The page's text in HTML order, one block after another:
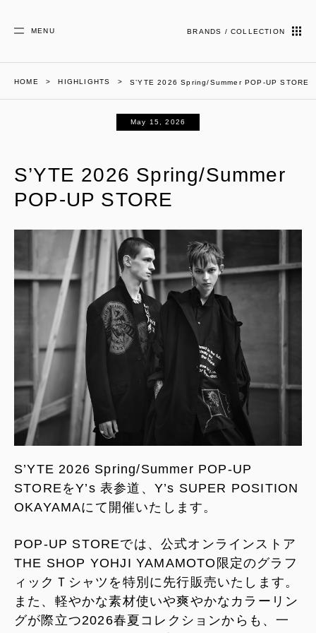
MENU BRANDS / COLLECTION
HOME HIGHLIGHTS S’YTE 2026 Spring/Summer POP-UP STORE
May 15, 2026
S’YTE 2026 Spring/Summer
POP-UP STORE
S’YTE 2026 Spring/Summer POP-UP
STOREをY’s 表参道、Y’s SUPER POSITION
OKAYAMAにて開催いたします。
POP-UP STOREでは、公式オンラインストア
THE SHOP YOHJI YAMAMOTO限定のグラフ
ィックＴシャツを特別に先行販売いたします。
また、軽やかな素材使いや爽やかなカラーリン
グが際立つ2026春夏コレクションからも、一